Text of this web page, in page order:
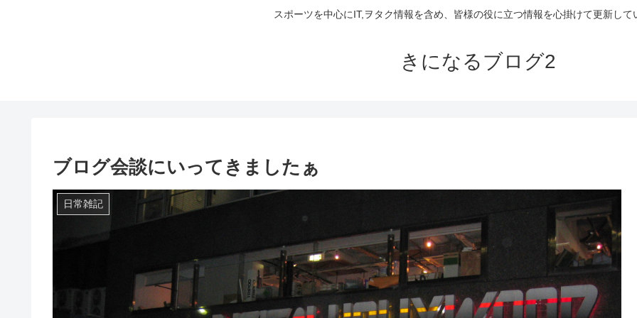
スポーツを中心にIT,ヲタク情報を含め、皆様の役に立つ情報を心掛けて更新して
きになるブログ2
ブログ会談にいってきましたぁ
日常雑記